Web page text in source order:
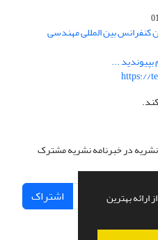
ارائه بهترین
کنفرانس بین المللی مهندسی
بپیوندید ...
https://
نشریه در خبرنامه نشریه مشترک
اشتراک